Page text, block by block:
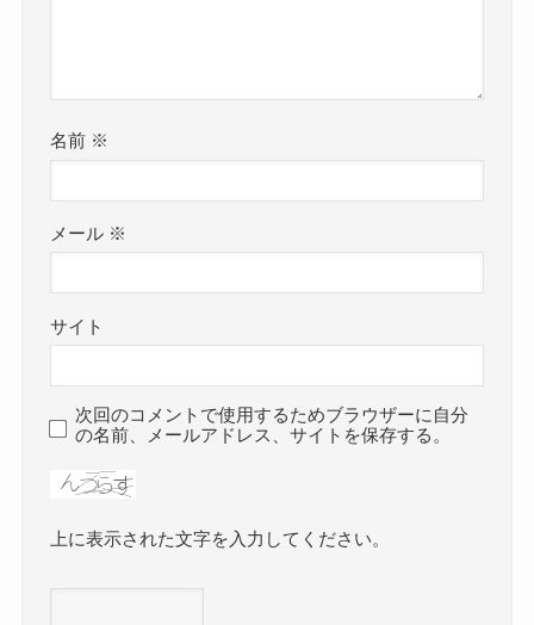
名前 ※
メール ※
サイト
次回のコメントで使用するためブラウザーに自分
の名前、メールアドレス、サイトを保存する。
上に表示された文字を入力してください。